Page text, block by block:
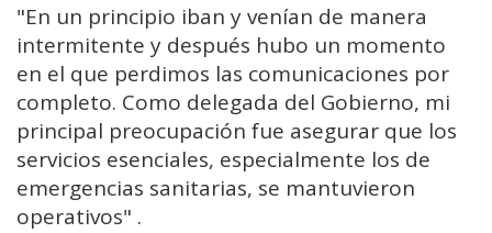
"En un principio iban y venían de manera
intermitente y después hubo un momento
en el que perdimos las comunicaciones por
completo. Como delegada del Gobierno, mi
principal preocupación fue asegurar que los
servicios esenciales, especialmente los de
emergencias sanitarias, se mantuvieron
operativos" .